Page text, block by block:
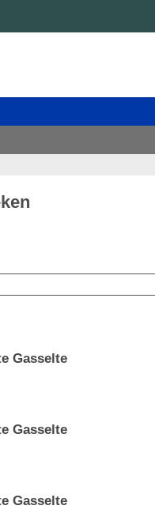
Gasselte
Gasselte
Gasselte